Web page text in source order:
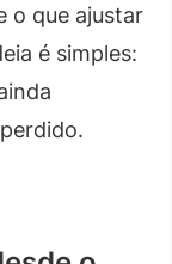
o que ajustar
é simples: